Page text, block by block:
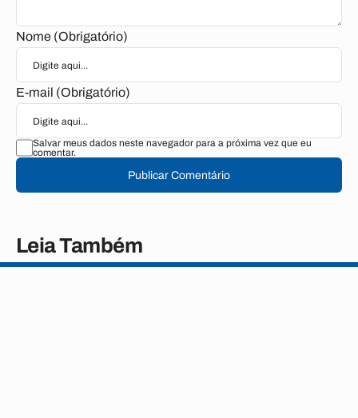
Nome (Obrigatório)
E-mail (Obrigatório)
Salvar meus dados neste navegador para a próxima vez que eu
comentar.
Publicar Comentário
Leia Também